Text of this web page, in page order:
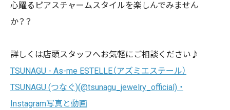
心躍るピアスチャームスタイルを楽しんでみません
か？？
詳しくは店頭スタッフへお気軽にご相談ください♪
TSUNAGU - As-me ESTELLE（アズミエステール）
TSUNAGU (つなぐ)(@tsunagu_jewelry_official) ・
Instagram写真と動画